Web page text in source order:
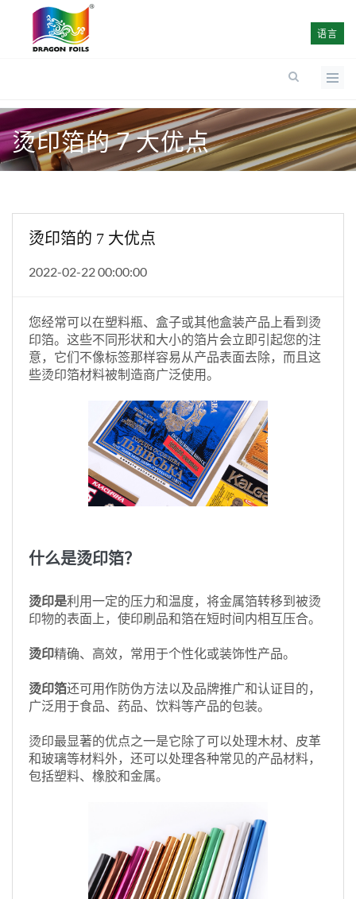
语言
烫印箔的 7 大优点
烫印箔的 7 大优点
2022-02-22 00:00:00
您经常可以在塑料瓶、盒子或其他盒装产品上看到烫
印箔。这些不同形状和大小的箔片会立即引起您的注
意，它们不像标签那样容易从产品表面去除，而且这
些烫印箔材料被制造商广泛使用。
什么是烫印箔？
烫印是利用一定的压力和温度，将金属箔转移到被烫
印物的表面上，使印刷品和箔在短时间内相互压合。
烫印精确、高效，常用于个性化或装饰性产品。
烫印箔还可用作防伪方法以及品牌推广和认证目的，
广泛用于食品、药品、饮料等产品的包装。
烫印最显著的优点之一是它除了可以处理木材、皮革
和玻璃等材料外，还可以处理各种常见的产品材料，
包括塑料、橡胶和金属。